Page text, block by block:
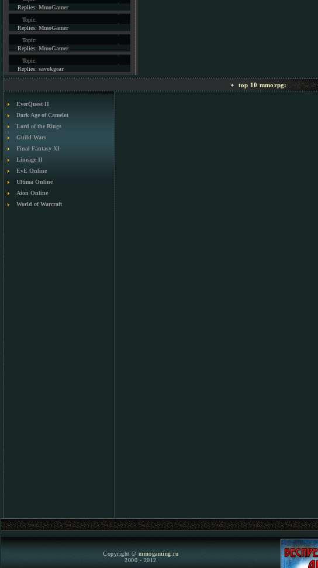
Replies: MmoGamer
Topic:
Replies: MmoGamer
Topic:
Replies: MmoGamer
Topic:
Replies: savokgear
top 10 mmorpg:
EverQuest II
Dark Age of Camelot
Lord of the Rings
Guild Wars
Final Fantasy XI
Lineage II
EvE Online
Ultima Online
Aion Online
World of Warcraft
Copyright © mmogaming.ru
2000 - 2012